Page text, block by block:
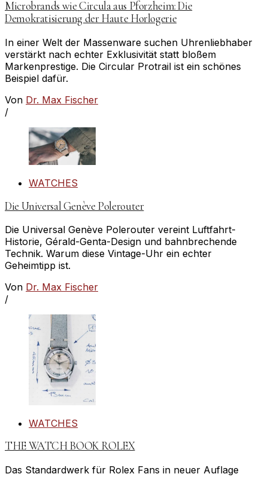
Microbrands wie Circula aus Pforzheim: Die
Demokratisierung der Haute Horlogerie
In einer Welt der Massenware suchen Uhrenliebhaber
verstärkt nach echter Exklusivität statt bloßem
Markenprestige. Die Circular Protrail ist ein schönes
Beispiel dafür.
Von Dr. Max Fischer
/
WATCHES
Die Universal Genève Polerouter
Die Universal Genève Polerouter vereint Luftfahrt-
Historie, Gérald-Genta-Design und bahnbrechende
Technik. Warum diese Vintage-Uhr ein echter
Geheimtipp ist.
Von Dr. Max Fischer
/
WATCHES
THE WATCH BOOK ROLEX
Das Standardwerk für Rolex Fans in neuer Auflage